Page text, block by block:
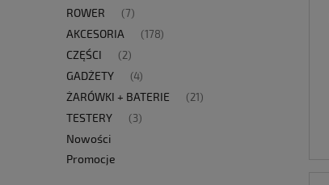
ROWER (7)
AKCESORIA (178)
CZĘŚCI (2)
GADŻETY (4)
ŻARÓWKI + BATERIE (21)
TESTERY (3)
Nowości
Promocje